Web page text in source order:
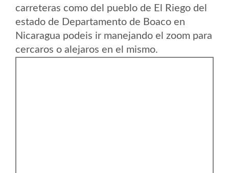
carreteras como del pueblo de El Riego del
estado de Departamento de Boaco en
Nicaragua podeis ir manejando el zoom para
cercaros o alejaros en el mismo.